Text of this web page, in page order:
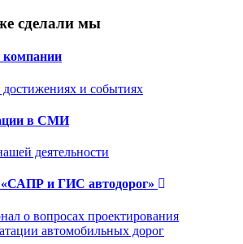
сделали мы
компании
и событиях
в СМИ
деятельности
и ГИС автодорог»
о вопросах проектирования
автомобильных дорог